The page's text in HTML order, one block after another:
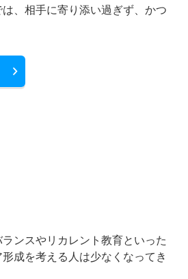
、相手に寄り添い過ぎず、かつ
ンスやリカレント教育といった
成を考える人は少なくなってき